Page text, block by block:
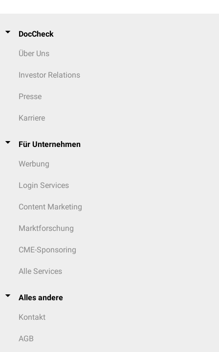
DocCheck
Über Uns
Investor Relations
Presse
Karriere
Für Unternehmen
Werbung
Login Services
Content Marketing
Marktforschung
CME-Sponsoring
Alle Services
Alles andere
Kontakt
AGB